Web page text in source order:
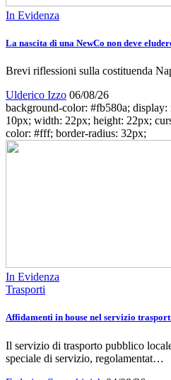
In Evidenza
La nascita di una NewCo non deve
Brevi riflessioni sulla costituenda
Ulderico Izzo 06/08/26
background-color: #fb580a;
10px; width: 22px; height: 22px;
color: #fff; border-radius: 32px;
In Evidenza
Trasporti
Affidamenti in house nel servizio
Il servizio di trasporto pubblico
speciale di servizio, regolamentat…